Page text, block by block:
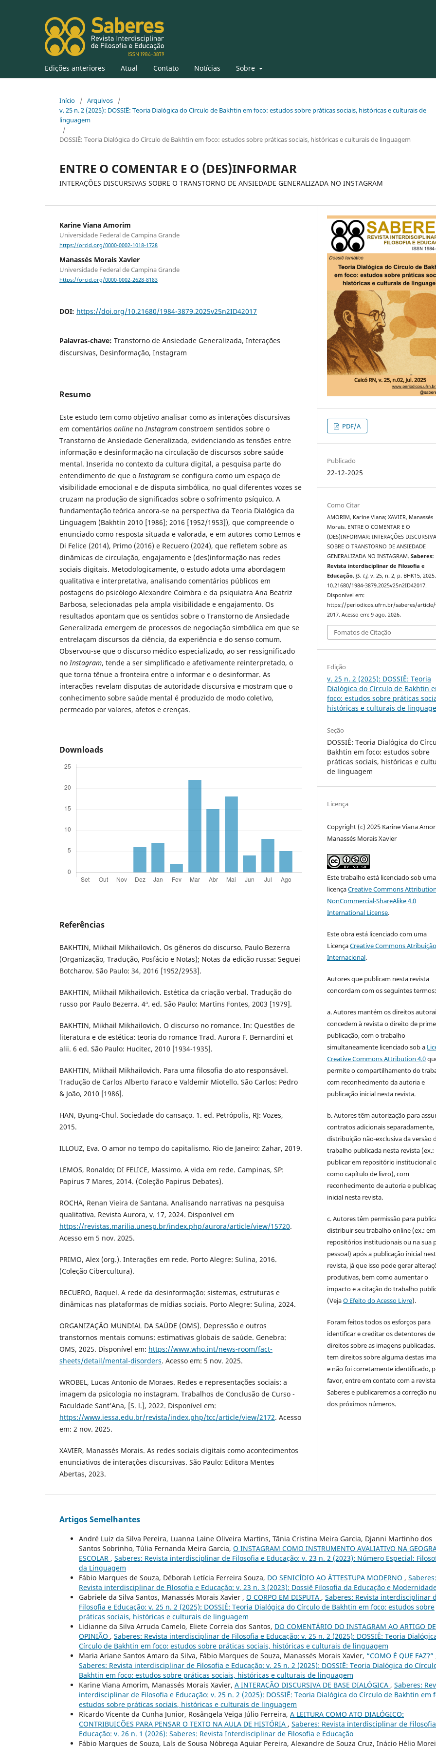
Edições anteriores Atual Contato Notícias Sobre
Início / Arquivos
/
v. 25 n. 2 (2025): DOSSIÊ: Teoria Dialógica do Círculo de Bakhtin em foco: estudos sobre práticas sociais, históricas e culturais de
linguagem
/
DOSSIÊ: Teoria Dialógica do Círculo de Bakhtin em foco: estudos sobre práticas sociais, históricas e culturais de linguagem
ENTRE O COMENTAR E O (DES)INFORMAR
INTERAÇÕES DISCURSIVAS SOBRE O TRANSTORNO DE ANSIEDADE GENERALIZADA NO INSTAGRAM
Karine Viana Amorim
Universidade Federal de Campina Grande
https://orcid.org/0000-0002-1018-1728
Manassés Morais Xavier
Universidade Federal de Campina Grande
https://orcid.org/0000-0002-2628-8183
DOI: https://doi.org/10.21680/1984-3879.2025v25n2ID42017
Palavras-chave: Transtorno de Ansiedade Generalizada, Interações
discursivas, Desinformação, Instagram
Resumo
Este estudo tem como objetivo analisar como as interações discursivas
em comentários online noInstagram constroem sentidos sobre o
Transtorno de Ansiedade Generalizada, evidenciando as tensões entre
informação e desinformação na circulação de discursos sobre saúde
mental. Inserida no contexto da cultura digital, a pesquisa parte do
entendimento de que oInstagram se configura como um espaço de
visibilidade emocional e de disputa simbólica, no qual diferentes vozes se
cruzam na produção de significados sobre o sofrimento psíquico. A
fundamentação teórica ancora-se na perspectiva da Teoria Dialógica da
Linguagem (Bakhtin 2010 [1986]; 2016 [1952/1953]), que compreende o
enunciado como resposta situada e valorada, e em autores como Lemos e
Di Felice (2014), Primo (2016) e Recuero (2024), que refletem sobre as
dinâmicas de circulação, engajamento e (des)informação nas redes
sociais digitais. Metodologicamente, o estudo adota uma abordagem
qualitativa e interpretativa, analisando comentários públicos em
postagens do psicólogo Alexandre Coimbra e da psiquiatra Ana Beatriz
Barbosa, selecionadas pela ampla visibilidade e engajamento. Os
resultados apontam que os sentidos sobre o Transtorno de Ansiedade
Generalizada emergem de processos de negociação simbólica em que se
entrelaçam discursos da ciência, da experiência e do senso comum.
Observou-se que o discurso médico especializado, ao ser ressignificado
noInstagram, tende a ser simplificado e afetivamente reinterpretado, o
que torna tênue a fronteira entre o informar e o desinformar. As
interações revelam disputas de autoridade discursiva e mostram que o
conhecimento sobre saúde mental é produzido de modo coletivo,
permeado por valores, afetos e crenças.
Downloads
Referências
BAKHTIN, Mikhail Mikhailovich. Os gêneros do discurso. Paulo Bezerra
(Organização, Tradução, Posfácio e Notas); Notas da edição russa: Seguei
Botcharov. São Paulo: 34, 2016 [1952/2953].
BAKHTIN, Mikhail Mikhailovich. Estética da criação verbal. Tradução do
russo por Paulo Bezerra. 4ª. ed. São Paulo: Martins Fontes, 2003 [1979].
BAKHTIN, Mikhail Mikhailovich. O discurso no romance. In: Questões de
literatura e de estética: teoria do romance Trad. Aurora F. Bernardini et
alii. 6 ed. São Paulo: Hucitec, 2010 [1934-1935].
BAKHTIN, Mikhail Mikhailovich. Para uma filosofia do ato responsável.
Tradução de Carlos Alberto Faraco e Valdemir Miotello. São Carlos: Pedro
& João, 2010 [1986].
HAN, Byung-Chul. Sociedade do cansaço. 1. ed. Petrópolis, RJ: Vozes,
2015.
ILLOUZ, Eva. O amor no tempo do capitalismo. Rio de Janeiro: Zahar, 2019.
LEMOS, Ronaldo; DI FELICE, Massimo. A vida em rede. Campinas, SP:
Papirus 7 Mares, 2014. (Coleção Papirus Debates).
ROCHA, Renan Vieira de Santana. Analisando narrativas na pesquisa
qualitativa. Revista Aurora, v. 17, 2024. Disponível em
https://revistas.marilia.unesp.br/index.php/aurora/article/view/15720.
Acesso em 5 nov. 2025.
PRIMO, Alex (org.). Interações em rede. Porto Alegre: Sulina, 2016.
(Coleção Cibercultura).
RECUERO, Raquel. A rede da desinformação: sistemas, estruturas e
dinâmicas nas plataformas de mídias sociais. Porto Alegre: Sulina, 2024.
ORGANIZAÇÃO MUNDIAL DA SAÚDE (OMS). Depressão e outros
transtornos mentais comuns: estimativas globais de saúde. Genebra:
OMS, 2025. Disponível em: https://www.who.int/news-room/fact-
sheets/detail/mental-disorders. Acesso em: 5 nov. 2025.
WROBEL, Lucas Antonio de Moraes. Redes e representações sociais: a
imagem da psicologia no instagram. Trabalhos de Conclusão de Curso -
Faculdade Sant’Ana, [S. l.], 2022. Disponível em:
https://www.iessa.edu.br/revista/index.php/tcc/article/view/2172. Acesso
em: 2 nov. 2025.
XAVIER, Manassés Morais. As redes sociais digitais como acontecimentos
enunciativos de interações discursivas. São Paulo: Editora Mentes
Abertas, 2023.
PDF/A
Publicado
22-12-2025
Como Citar
AMORIM, Karine Viana; XAVIER, Manassés
Morais. ENTRE O COMENTAR E O
(DES)INFORMAR: INTERAÇÕES
SOBRE O TRANSTORNO DE ANSIEDADE
GENERALIZADA NO INSTAGRAM.Saberes:
Revista interdisciplinar de Filosofia e
Educação,[S. l.], v. 25, n. 2, p. BHK15,
10.21680/1984-3879.2025v25n2ID42017.
Disponível em:
https://periodicos.ufrn.br/saberes/
2017. Acesso em: 9 ago. 2026.
Fomatos de Citação
Edição
v. 25 n. 2 (2025): DOSSIÊ: Teoria
Dialógica do Círculo de Bakhtin
foco: estudos sobre práticas
históricas e culturais de
Seção
DOSSIÊ: Teoria Dialógica do
Bakhtin em foco: estudos sobre
práticas sociais, históricas e
de linguagem
Licença
Copyright (c) 2025 Karine Viana
Manassés Morais Xavier
Este trabalho está licenciado sob uma
licençaCreative Commons
NonCommercial-ShareAlike 4.0
International License.
Este obra está licenciado com uma
LicençaCreative Commons
Internacional.
Autores que publicam nesta revista
concordam com os seguintes termos:
a. Autores mantém os direitos
concedem à revista o direito de
publicação, com o trabalho
simultaneamente licenciado sob a
Creative Commons Attribution 4.0
permite o compartilhamento do
com reconhecimento da autoria e
publicação inicial nesta revista.
b. Autores têm autorização para
contratos adicionais separadamente,
distribuição não-exclusiva da versão
trabalho publicada nesta revista (ex.:
publicar em repositório institucional
como capítulo de livro), com
reconhecimento de autoria e
inicial nesta revista.
c. Autores têm permissão para
distribuir seu trabalho online (ex.: em
repositórios institucionais ou na sua
pessoal) após a publicação inicial
revista, já que isso pode gerar
produtivas, bem como aumentar o
impacto e a citação do trabalho
(VejaO Efeito do Acesso Livre).
Foram feitos todos os esforços para
identificar e creditar os detentores de
direitos sobre as imagens publicadas.
tem direitos sobre alguma destas
e não foi corretamente identificado,
favor, entre em contato com a revista
Saberes e publicaremos a correção
dos próximos números.
Artigos Semelhantes
André Luiz da Silva Pereira, Luanna Laine Oliveira Martins, Tânia Cristina Meira Garcia, Djanni Martinho dos
Santos Sobrinho, Túlia Fernanda Meira Garcia, O INSTAGRAM COMO INSTRUMENTO AVALIATIVO NA
ESCOLAR , Saberes: Revista interdisciplinar de Filosofia e Educação: v. 23 n. 2 (2023): Número Especial:
da Linguagem
Fábio Marques de Souza, Déborah Letícia Ferreira Souza, DO SENICÍDIO AO ÄTTESTUPA MODERNO , Saberes:
Revista interdisciplinar de Filosofia e Educação: v. 23 n. 3 (2023): Dossiê Filosofia da Educação e
Gabriele da Silva Santos, Manassés Morais Xavier , O CORPO EM DISPUTA , Saberes: Revista interdisciplinar
Filosofia e Educação: v. 25 n. 2 (2025): DOSSIÊ: Teoria Dialógica do Círculo de Bakhtin em foco: estudos sobre
práticas sociais, históricas e culturais de linguagem
Lidianne da Silva Arruda Camelo, Eliete Correia dos Santos, DO COMENTÁRIO DO INSTAGRAM AO ARTIGO DE
OPINIÃO , Saberes: Revista interdisciplinar de Filosofia e Educação: v. 25 n. 2 (2025): DOSSIÊ: Teoria
Círculo de Bakhtin em foco: estudos sobre práticas sociais, históricas e culturais de linguagem
Maria Ariane Santos Amaro da Silva, Fábio Marques de Souza, Manassés Morais Xavier, “COMO É QUE FAZ?”
Saberes: Revista interdisciplinar de Filosofia e Educação: v. 25 n. 2 (2025): DOSSIÊ: Teoria Dialógica do
Bakhtin em foco: estudos sobre práticas sociais, históricas e culturais de linguagem
Karine Viana Amorim, Manassés Morais Xavier, A INTERAÇÃO DISCURSIVA DE BASE DIALÓGICA , Saberes:
interdisciplinar de Filosofia e Educação: v. 25 n. 2 (2025): DOSSIÊ: Teoria Dialógica do Círculo de Bakhtin em
estudos sobre práticas sociais, históricas e culturais de linguagem
Ricardo Vicente da Cunha Junior, Rosângela Veiga Júlio Ferreira, A LEITURA COMO ATO DIALÓGICO:
CONTRIBUIÇÕES PARA PENSAR O TEXTO NA AULA DE HISTÓRIA , Saberes: Revista interdisciplinar de
Educação: v. 26 n. 1 (2026): Saberes: Revista Interdisciplinar de Filosofia e Educação
Fábio Marques de Souza, Laís de Sousa Nóbrega Aguiar Pereira, Alexandre de Souza Cruz, Inácio Hélio